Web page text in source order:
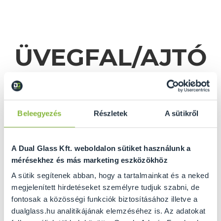
Beleegyezés Részletek A sütikről
A Dual Glass Kft. weboldalon sütiket használunk a
mérésekhez és más marketing eszközökhöz
A sütik segítenek abban, hogy a tartalmainkat és a neked
megjelenített hirdetéseket személyre tudjuk szabni, de
fontosak a közösségi funkciók biztosításához illetve a
dualglass.hu analitikájának elemzéséhez is. Az adatokat
ÜVEGFAL/AJTÓ
KALKULÁTOR
GRATULÁLUNK ÖNNEK